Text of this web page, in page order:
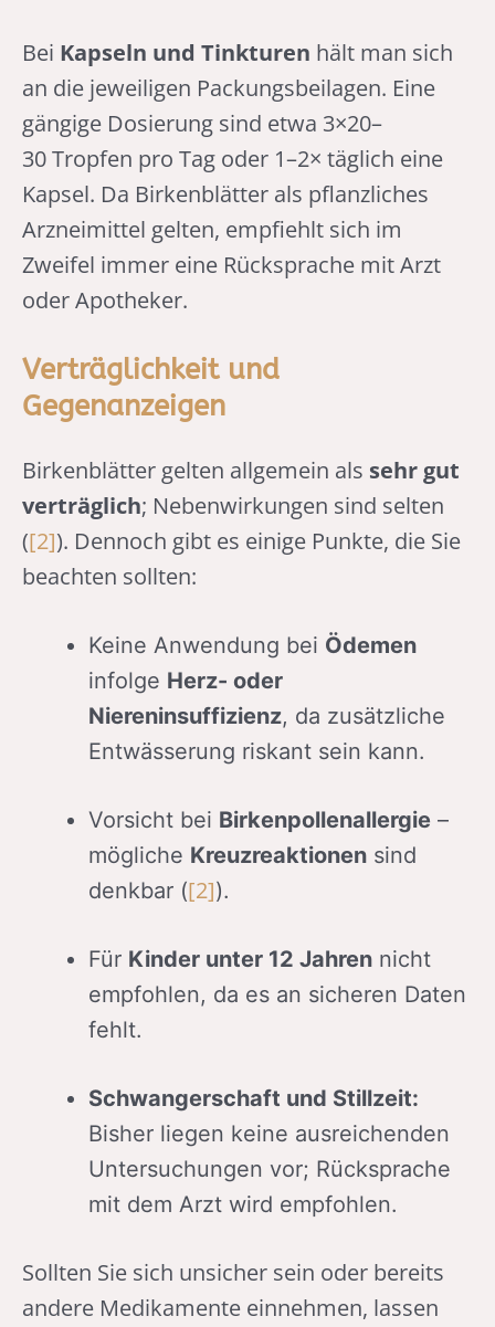
Bei Kapseln und Tinkturen hält man sich
an die jeweiligen Packungsbeilagen. Eine
gängige Dosierung sind etwa 3×20–
30 Tropfen pro Tag oder 1–2× täglich eine
Kapsel. Da Birkenblätter als pflanzliches
Arzneimittel gelten, empfiehlt sich im
Zweifel immer eine Rücksprache mit Arzt
oder Apotheker.
Verträglichkeit und
Gegenanzeigen
Birkenblätter gelten allgemein als sehr gut
verträglich; Nebenwirkungen sind selten
([2]). Dennoch gibt es einige Punkte, die Sie
beachten sollten:
Keine Anwendung bei Ödemen
infolge Herz- oder
Niereninsuffizienz, da zusätzliche
Entwässerung riskant sein kann.
Vorsicht bei Birkenpollenallergie –
mögliche Kreuzreaktionen sind
denkbar ([2]).
Für Kinder unter 12 Jahren nicht
empfohlen, da es an sicheren Daten
fehlt.
Schwangerschaft und Stillzeit:
Bisher liegen keine ausreichenden
Untersuchungen vor; Rücksprache
mit dem Arzt wird empfohlen.
Sollten Sie sich unsicher sein oder bereits
andere Medikamente einnehmen, lassen